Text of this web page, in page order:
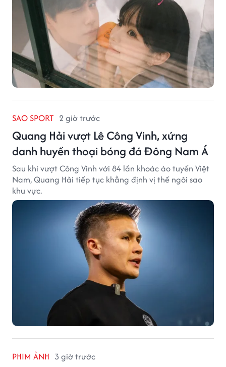
SAO SPORT 2 giờ trước
Quang Hải vượt Lê Công Vinh, xứng
danh huyền thoại bóng đá Đông Nam Á
Sau khi vượt Công Vinh với 84 lần khoác áo tuyển Việt
Nam, Quang Hải tiếp tục khẳng định vị thế ngôi sao
khu vực.
PHIM ẢNH 3 giờ trước